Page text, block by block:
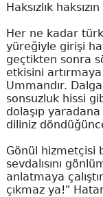
Haksızlık
Her ne kadar
yüreğiyle girişi
geçtikten sonra
etkisini
Ummandır.
sonsuzluk hissi
dolaşıp yaradana
diliniz
Gönül hizmetçisi
sevdalısını
anlatmaya
çıkmaz ya!"